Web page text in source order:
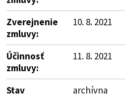
Zverejnenie
zmluvy:
10. 8. 2021
Účinnosť
zmluvy:
11. 8. 2021
Stav
archívna